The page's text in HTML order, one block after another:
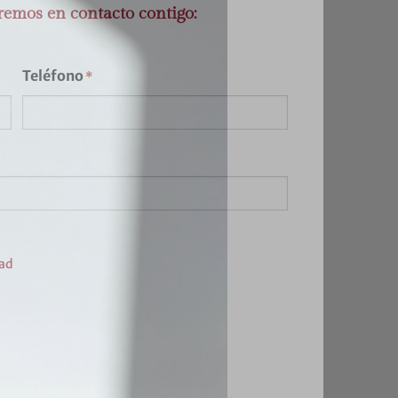
la experiencia.
DOMINGO
en un entorno
desde el […]
El comercio
DOMINGO
o expandir su
en contacto contigo:
Teléfono*